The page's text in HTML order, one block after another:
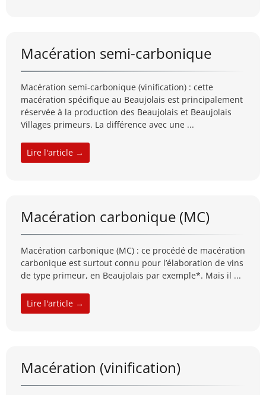
Macération semi-carbonique
Macération semi-carbonique (vinification) : cette
macération spécifique au Beaujolais est principalement
réservée à la production des Beaujolais et Beaujolais
Villages primeurs. La différence avec une ...
Lire l'article →
Macération carbonique (MC)
Macération carbonique (MC) : ce procédé de macération
carbonique est surtout connu pour l’élaboration de vins
de type primeur, en Beaujolais par exemple*. Mais il ...
Lire l'article →
Macération (vinification)